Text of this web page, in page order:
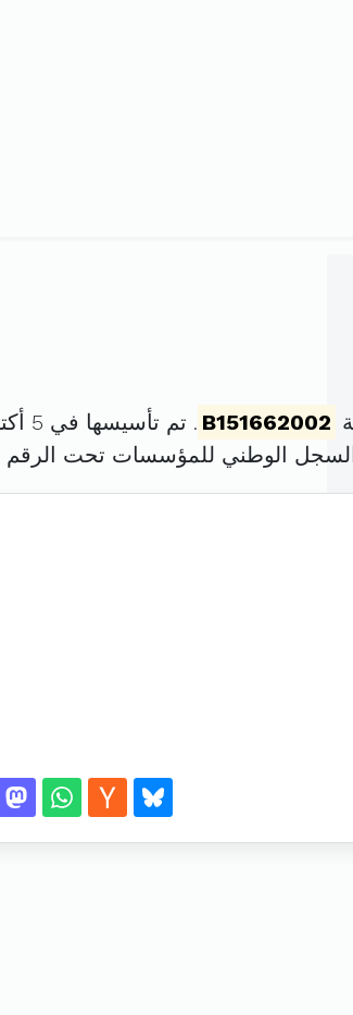
B151662002 . تم تأسيسها في 5 أكتوبر 2002 برأس مال قدره
الوطني للمؤسسات تحت الرقم